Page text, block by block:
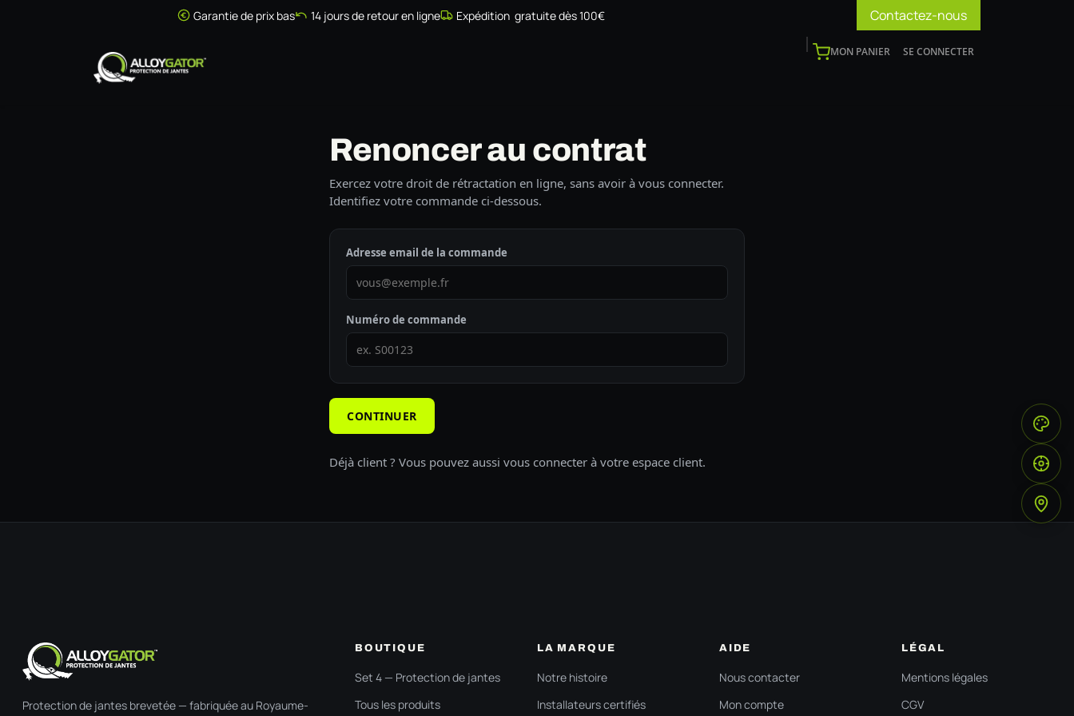
Garantie de prix bas 14 jours de retour en ligne Expédition gratuite dès 100€ Contactez-nous
MON PANIER SE CONNECTER
Renoncer au contrat
Exercez votre droit de rétractation en ligne, sans avoir à vous connecter.
Identifiez votre commande ci-dessous.
Adresse email de la commande
Numéro de commande
CONTINUER
Déjà client ? Vous pouvez aussi vous connecter à votre espace client.
Protection de jantes brevetée — fabriquée au Royaume-
BOUTIQUE
Set 4 — Protection de jantes
Tous les produits
LA MARQUE
Notre histoire
Installateurs certifiés
AIDE
Nous contacter
Mon compte
LÉGAL
Mentions légales
CGV